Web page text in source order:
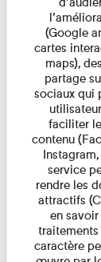
Pages
(Google
cartes
maps),
partage
sociaux qui
faciliter
contenu
service
rendre les
attractifs
en
traitements
caractère